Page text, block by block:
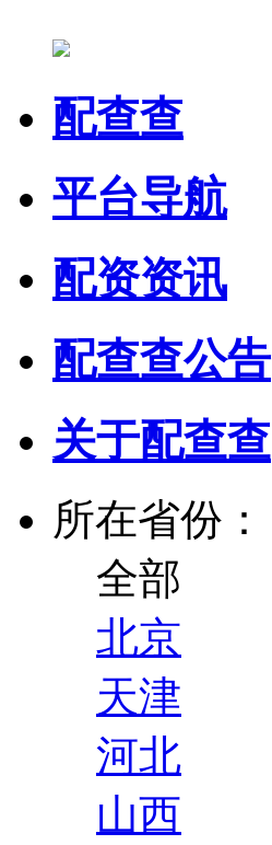
配查查
平台导航
配资资讯
配查查公告
关于配查查
所在省份：
全部
北京
天津
河北
山西